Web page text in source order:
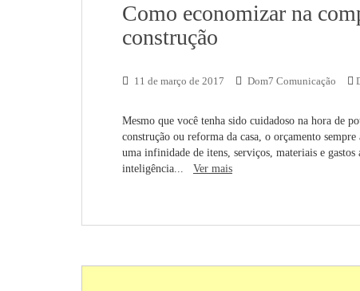
Como economizar na
construção
11 de março de 2017 Dom7 Comunicação
Mesmo que você tenha sido cuidadoso na hora de
construção ou reforma da casa, o orçamento
uma infinidade de itens, serviços, materiais e
inteligência... Ver mais